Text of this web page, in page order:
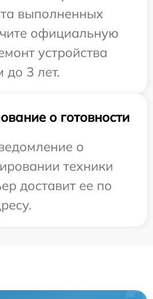
выполненных
официальную
устройства
до 3 лет.
о готовности
о
техники
доставит ее по